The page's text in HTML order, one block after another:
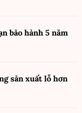
bảo hành 5 năm
sản xuất lỗ hơn